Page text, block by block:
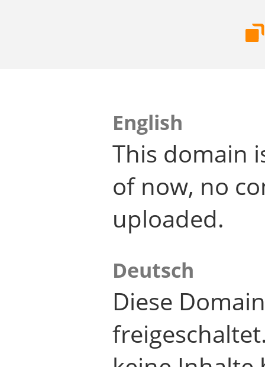
English
This domain
of now, no
uploaded.
Deutsch
Diese